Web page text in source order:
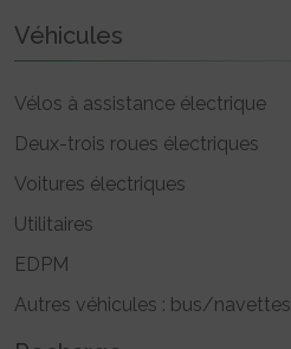
Véhicules
Vélos à assistance électrique
Deux-trois roues électriques
Voitures électriques
Utilitaires
EDPM
Autres véhicules : bus/navettes